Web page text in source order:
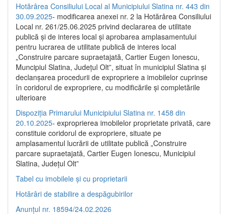
Hotărârea Consiliului Local al Municipiului Slatina nr. 443 din
30.09.2025- modificarea anexei nr. 2 la Hotărârea Consiliului
Local nr. 261/25.06.2025 privind declararea de utilitate
publică şi de interes local şi aprobarea amplasamentului
pentru lucrarea de utilitate publică de interes local
„Construire parcare supraetajată, Cartier Eugen Ionescu,
Muncipiul Slatina, Judeţul Olt”, situat în municipiul Slatina şi
declanşarea procedurii de expropriere a imobilelor cuprinse
în coridorul de expropriere, cu modificările şi completările
ulterioare
Dispoziția Primarului Municipiului Slatina nr. 1458 din
20.10.2025- exproprierea imobilelor proprietate privată, care
constituie coridorul de expropriere, situate pe
amplasamentul lucrării de utilitate publică „Construire
parcare supraetajată, Cartier Eugen Ionescu, Municipiul
Slatina, Județul Olt”
Tabel cu imobilele și cu proprietarii
Hotărâri de stabilire a despăgubirilor
Anunțul nr. 18594/24.02.2026